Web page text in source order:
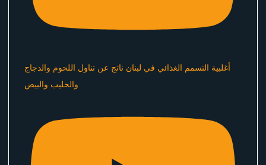
أغلبية التسمم الغذائي في لبنان ناتج عن تناول اللحوم والدجاج
والحليب والبيض